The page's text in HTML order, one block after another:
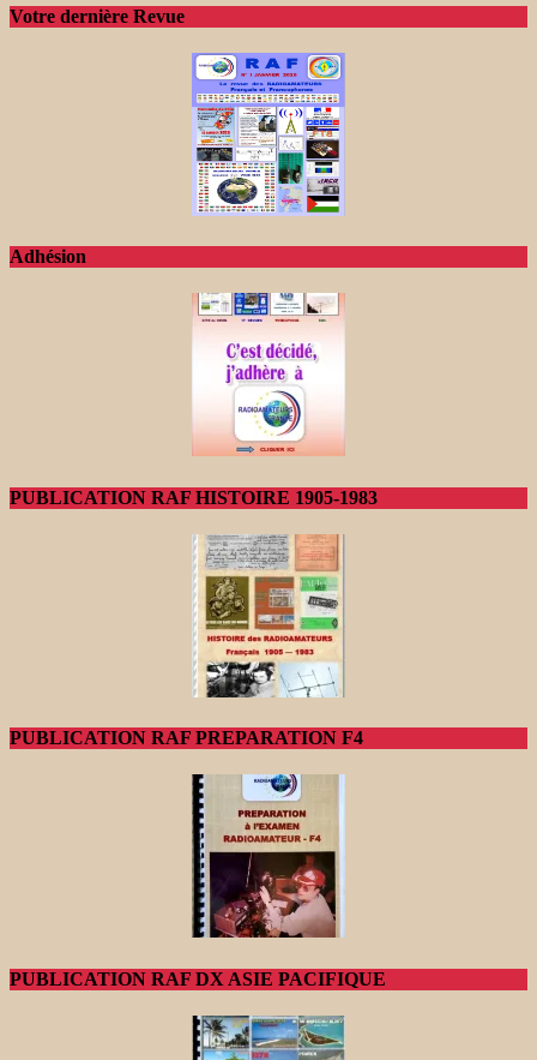
Votre dernière Revue
Adhésion
PUBLICATION RAF HISTOIRE 1905-1983
PUBLICATION RAF PREPARATION F4
PUBLICATION RAF DX ASIE PACIFIQUE